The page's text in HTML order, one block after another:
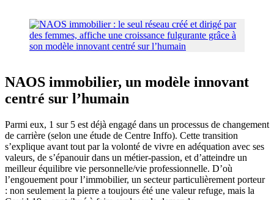
NAOS immobilier, un modèle innovant
centré sur l’humain
Parmi eux, 1 sur 5 est déjà engagé dans un processus de changement
de carrière (selon une étude de Centre Inffo). Cette transition
s’explique avant tout par la volonté de vivre en adéquation avec ses
valeurs, de s’épanouir dans un métier-passion, et d’atteindre un
meilleur équilibre vie personnelle/vie professionnelle. D’où
l’engouement pour l’immobilier, un secteur particulièrement porteur
: non seulement la pierre a toujours été une valeur refuge, mais la